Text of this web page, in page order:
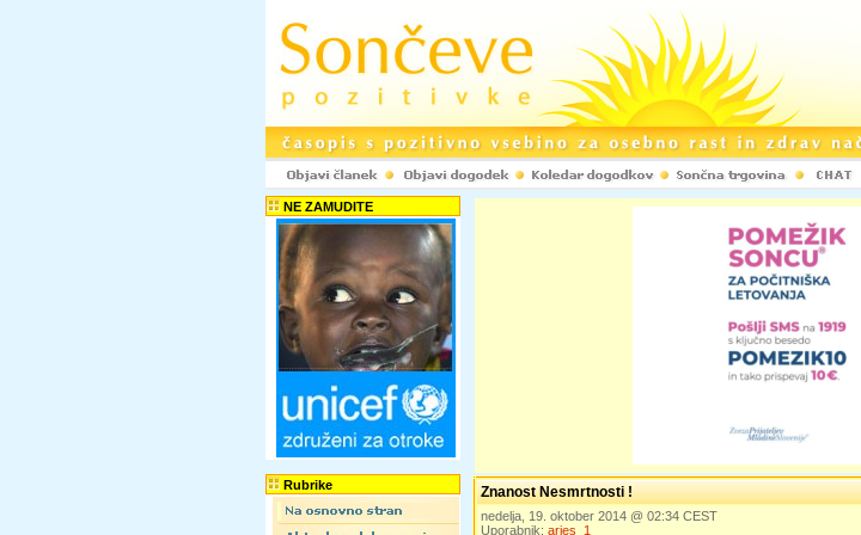
NE ZAMUDITE
Rubrike Znanost Nesmrtnosti !
nedelja, 19. oktober 2014 @ 02:34 CEST
Uporabnik: aries_1